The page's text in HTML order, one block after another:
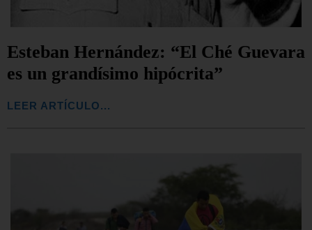
Esteban Hernández: “El Ché Guevara
es un grandísimo hipócrita”
LEER ARTÍCULO...